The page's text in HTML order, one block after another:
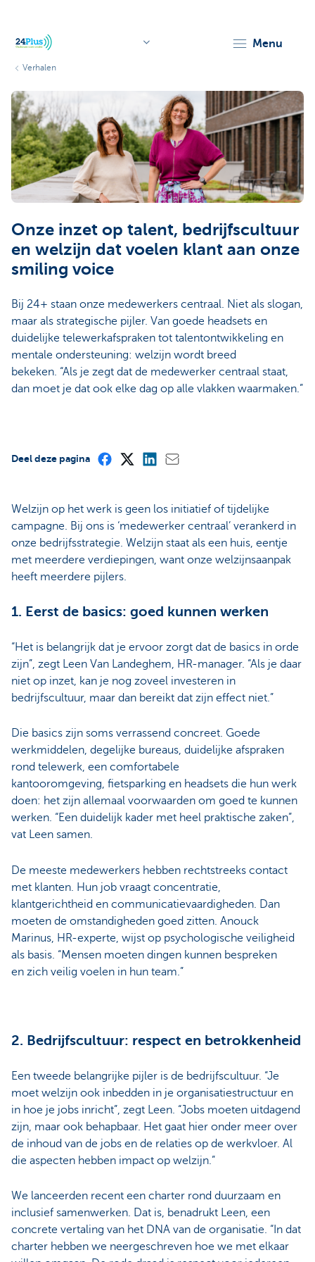
menu
Verhalen
Onze inzet op talent, bedrijfscultuur
en welzijn dat voelen klant aan onze
smiling voice
Bij 24+ staan onze medewerkers centraal. Niet als slogan,
maar als strategische pijler. Van goede headsets en
duidelijke telewerkafspraken tot talentontwikkeling en
mentale ondersteuning: welzijn wordt breed
bekeken. “Als je zegt dat de medewerker centraal staat,
dan moet je dat ook elke dag op alle vlakken waarmaken.”
Deel deze pagina
Welzijn op het werk is geen los initiatief of tijdelijke
campagne. Bij ons is ‘medewerker centraal’ verankerd in
onze bedrijfsstrategie. Welzijn staat als een huis, eentje
met meerdere verdiepingen, want onze welzijnsaanpak
heeft meerdere pijlers.
1. Eerst de basics: goed kunnen werken
“Het is belangrijk dat je ervoor zorgt dat de basics in orde
zijn”, zegt Leen Van Landeghem, HR-manager. “Als je daar
niet op inzet, kan je nog zoveel investeren in
bedrijfscultuur, maar dan bereikt dat zijn effect niet.”
Die basics zijn soms verrassend concreet. Goede
werkmiddelen, degelijke bureaus, duidelijke afspraken
rond telewerk, een comfortabele
kantooromgeving, fietsparking en headsets die hun werk
doen: het zijn allemaal voorwaarden om goed te kunnen
werken. “Een duidelijk kader met heel praktische zaken”,
vat Leen samen.
De meeste medewerkers hebben rechtstreeks contact
met klanten. Hun job vraagt concentratie,
klantgerichtheid en communicatievaardigheden. Dan
moeten de omstandigheden goed zitten. Anouck
Marinus, HR-experte, wijst op psychologische veiligheid
als basis. “Mensen moeten dingen kunnen bespreken
en zich veilig voelen in hun team.”
2. Bedrijfscultuur: respect en betrokkenheid
Een tweede belangrijke pijler is de bedrijfscultuur. “Je
moet welzijn ook inbedden in je organisatiestructuur en
in hoe je jobs inricht”, zegt Leen. “Jobs moeten uitdagend
zijn, maar ook behapbaar. Het gaat hier onder meer over
de inhoud van de jobs en de relaties op de werkvloer. Al
die aspecten hebben impact op welzijn.”
We lanceerden recent een charter rond duurzaam en
inclusief samenwerken. Dat is, benadrukt Leen, een
concrete vertaling van het DNA van de organisatie. “In dat
charter hebben we neergeschreven hoe we met elkaar